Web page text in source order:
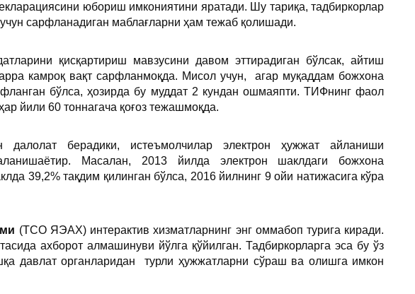
юбориш имкониятини яратади. Шу тариқа, тадбиркорлар
сарфланадиган маблағларни ҳам тежаб қолишади.
қисқартириш мавзусини давом эттирадиган бўлсак, айтиш
камроқ вақт сарфланмоқда. Мисол учун, агар муқаддам божхона
бўлса, ҳозирда бу муддат 2 кундан ошмаяпти. ТИФнинг фаол
йили 60 тоннагача қоғоз тежашмоқда.
далолат берадики, истеъмолчилар электрон ҳужжат айланиши
Масалан, 2013 йилда электрон шаклдаги божхона
39,2% тақдим қилинган бўлса, 2016 йилнинг 9 ойи натижасига кўра
(ТСО ЯЭАХ) интерактив хизматларнинг энг оммабоп турига киради.
ахборот алмашинуви йўлга қўйилган. Тадбиркорларга эса бу ўз
давлат органларидан турли ҳужжатларни сўраш ва олишга имкон